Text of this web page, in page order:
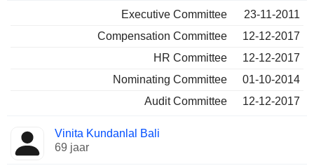
Executive Committee
23-11-2011
Compensation Committee
12-12-2017
HR Committee
12-12-2017
Nominating Committee
01-10-2014
Audit Committee
12-12-2017
Vinita Kundanlal Bali
69 jaar